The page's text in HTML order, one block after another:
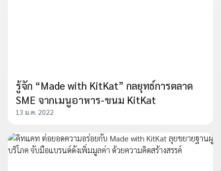
รู้จัก “Made with KitKat” กลยุทธ์การตลาด
SME จากเมนูอาหาร-ขนม KitKat
13 ม.ค. 2022